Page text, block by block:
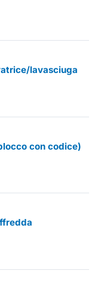
lavasciuga
con codice)